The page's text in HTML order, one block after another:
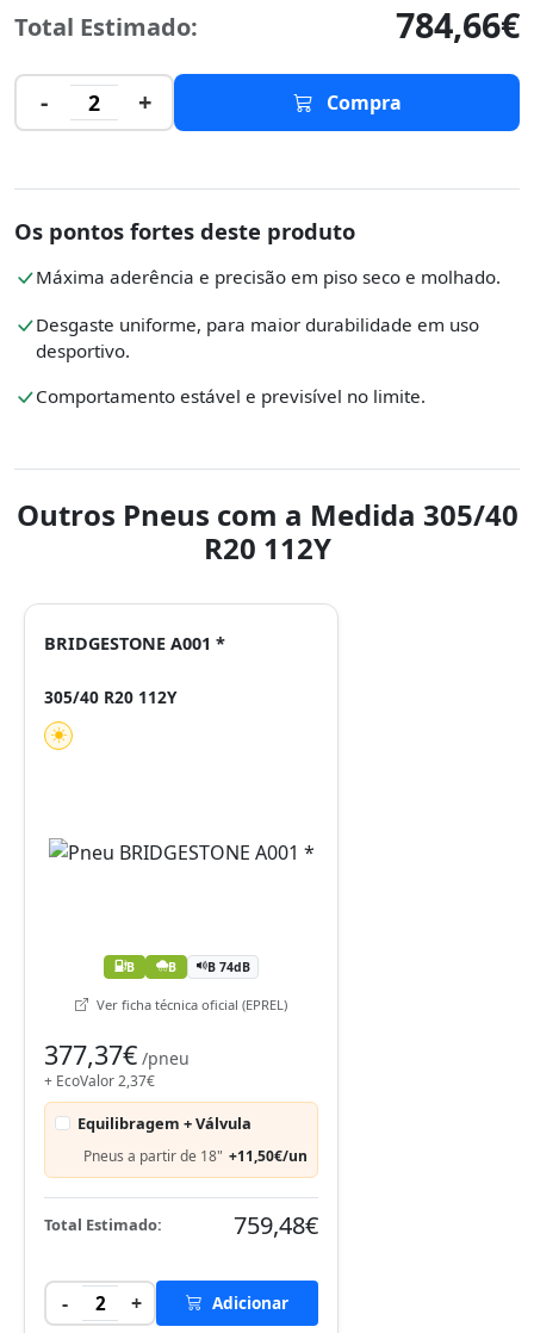
Total Estimado: 784,66€
- 2 + Compra
Os pontos fortes deste produto
Máxima aderência e precisão em piso seco e molhado.
Desgaste uniforme, para maior durabilidade em uso
desportivo.
Comportamento estável e previsível no limite.
Outros Pneus com a Medida 305/40
R20 112Y
BRIDGESTONE A001 *
305/40 R20 112Y
B B B 74dB
Ver ficha técnica oficial (EPREL)
377,37€ /pneu
+ EcoValor 2,37€
Equilibragem + Válvula
Pneus a partir de 18" +11,50€/un
Total Estimado: 759,48€
- 2 + Adicionar